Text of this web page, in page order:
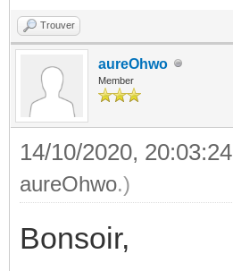
Trouver
aureOhwo
Member
14/10/2020, 20:03:24
aureOhwo.)
Bonsoir,